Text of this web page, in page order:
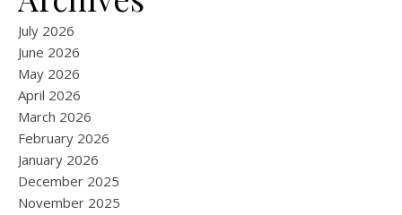
July 2026
June 2026
May 2026
April 2026
March 2026
February 2026
January 2026
December 2025
November 2025